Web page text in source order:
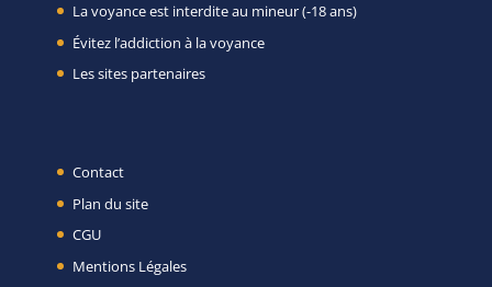
La voyance est interdite au mineur (-18 ans)
Évitez l’addiction à la voyance
Les sites partenaires
Contact
Plan du site
CGU
Mentions Légales